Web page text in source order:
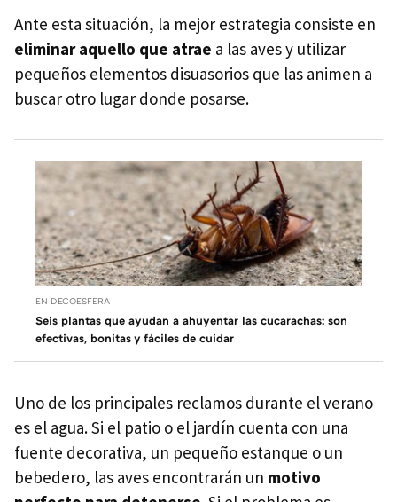
Ante esta situación, la mejor estrategia consiste en
eliminar aquello que atrae a las aves y utilizar
pequeños elementos disuasorios que las animen a
buscar otro lugar donde posarse.
EN DECOESFERA
Seis plantas que ayudan a ahuyentar las cucarachas: son
efectivas, bonitas y fáciles de cuidar
Uno de los principales reclamos durante el verano
es el agua. Si el patio o el jardín cuenta con una
fuente decorativa, un pequeño estanque o un
bebedero, las aves encontrarán un motivo